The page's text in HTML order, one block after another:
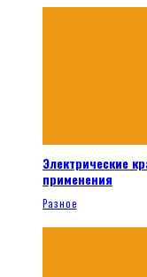
Электрические
применения
Разное